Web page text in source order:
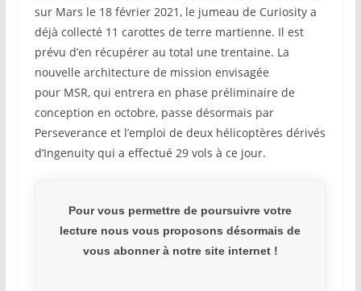
sur Mars le 18 février 2021, le jumeau de Curiosity a
déjà collecté 11 carottes de terre martienne. Il est
prévu d’en récupérer au total une trentaine. La
nouvelle architecture de mission envisagée
pour MSR, qui entrera en phase préliminaire de
conception en octobre, passe désormais par
Perseverance et l’emploi de deux hélicoptères dérivés
d’Ingenuity qui a effectué 29 vols à ce jour.
Pour vous permettre de poursuivre votre
lecture nous vous proposons désormais de
vous abonner à notre site internet !